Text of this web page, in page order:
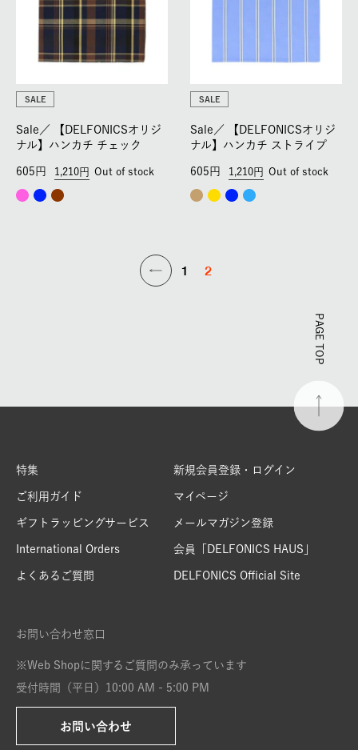
SALE
Sale／
【DELFONICSオリジ
ナル】ハンカチ チェック
1,210
605 Out of stock
SALE
Sale／
【DELFONICSオリジ
ナル】ハンカチ ストライプ
1,210
605 Out of stock
1 2
PAGE TOP
特集
ご利用ガイド
ギフトラッピングサービス
International Orders
よくあるご質問
新規会員登録・ログイン
マイページ
メールマガジン登録
会員「DELFONICS HAUS」
DELFONICS Official Site
お問い合わせ窓口
※Web Shopに関するご質問のみ承っています
受付時間（平日）10:00 AM - 5:00 PM
お問い合わせ